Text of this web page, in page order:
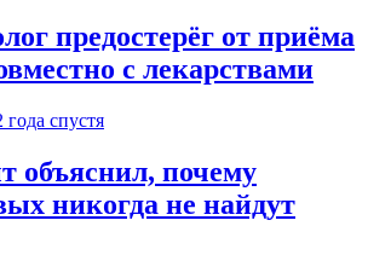
предостерёг от приёма
с лекарствами
года спустя
объяснил, почему
никогда не найдут